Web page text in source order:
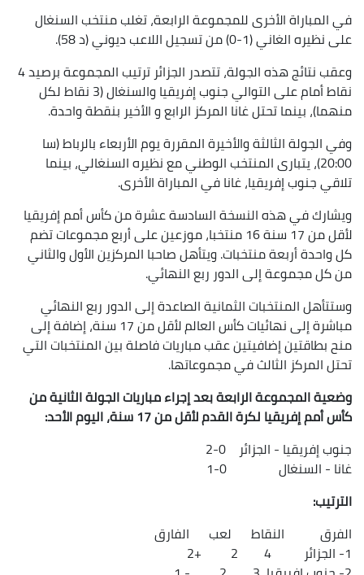
في المباراة الأخرى للمجموعة الرابعة، تغلب منتخب السنغال
على نظيره الغاني (1-0) من تسجيل اللاعب ديوني (د 58).
وعقب نتائج هذه الجولة، تتصدر الجزائر ترتيب المجموعة برصيد 4
نقاط أمام على التوالي جنوب إفريقيا والسنغال (3 نقاط لكل
منهما)، بينما تحتل غانا المركز الرابع و الأخير بنقطة واحدة.
وفي الجولة الثالثة والأخيرة المقررة يوم الأربعاء بالرباط (سا
20:00)، يتبارى المنتخب الوطني مع نظيره السنغالي، بينما
تلاقي جنوب إفريقيا، غانا في المباراة الأخرى.
ويشارك في هذه النسخة السادسة عشرة من كأس أمم إفريقيا
لأقل من 17 سنة 16 منتخبا، موزعين على أربع مجموعات تضم
كل واحدة أربعة منتخبات. ويتأهل صاحبا المركزين الأول والثاني
من كل مجموعة إلى الدور ربع النهائي.
وستتأهل المنتخبات الثمانية الصاعدة إلى الدور ربع النهائي
مباشرة إلى نهائيات كأس العالم لأقل من 17 سنة، إضافة إلى
منح بطاقتين إضافيتين عقب مباريات فاصلة بين المنتخبات التي
تحتل المركز الثالث في مجموعاتها.
وضعية المجموعة الرابعة بعد إجراء مباريات الجولة الثانية من
كأس أمم إفريقيا لكرة القدم لأقل من 17 سنة، اليوم الأحد:
جنوب إفريقيا - الجزائر 0-2
غانا - السنغال 0-1
الترتيب:
الفرق النقاط لعب الفارق